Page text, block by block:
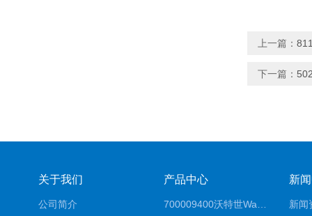
上一篇：
下一篇：
关于我们
公司简介
产品中心 新
新闻